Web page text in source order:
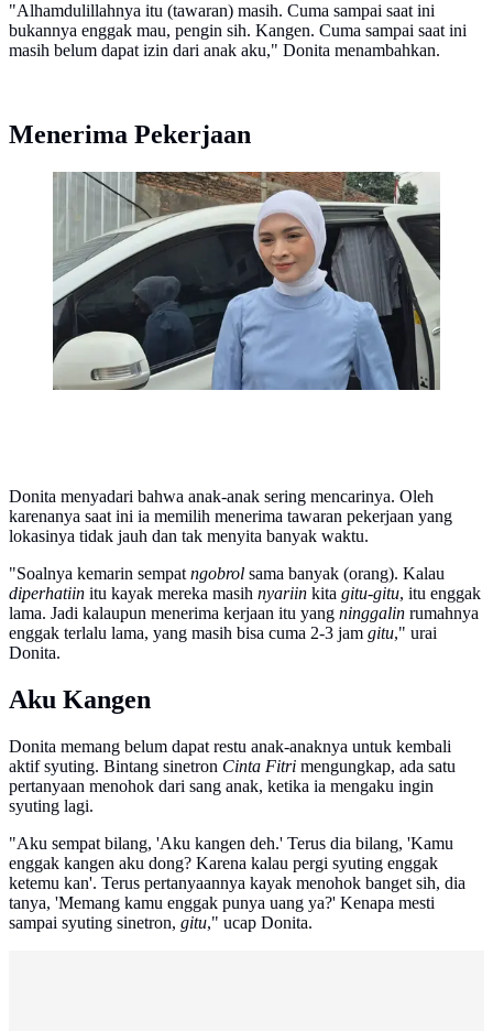
"Alhamdulillahnya itu (tawaran) masih. Cuma sampai saat ini
bukannya enggak mau, pengin sih. Kangen. Cuma sampai saat ini
masih belum dapat izin dari anak aku," Donita menambahkan.
Menerima Pekerjaan
Donita rindu berakting setelah sekian lama tak
membintangi sinetron dan FTV. Keinginan itu tertunda
mengingat dua buah hatinya dalam fase tumbuh
kembang.
Donita menyadari bahwa anak-anak sering mencarinya. Oleh
karenanya saat ini ia memilih menerima tawaran pekerjaan yang
lokasinya tidak jauh dan tak menyita banyak waktu.
"Soalnya kemarin sempat ngobrol sama banyak (orang). Kalau
diperhatiin itu kayak mereka masih nyariin kita gitu-gitu, itu enggak
lama. Jadi kalaupun menerima kerjaan itu yang ninggalin rumahnya
enggak terlalu lama, yang masih bisa cuma 2-3 jam gitu," urai
Donita.
Aku Kangen
Donita memang belum dapat restu anak-anaknya untuk kembali
aktif syuting. Bintang sinetron Cinta Fitri mengungkap, ada satu
pertanyaan menohok dari sang anak, ketika ia mengaku ingin
syuting lagi.
"Aku sempat bilang, 'Aku kangen deh.' Terus dia bilang, 'Kamu
enggak kangen aku dong? Karena kalau pergi syuting enggak
ketemu kan'. Terus pertanyaannya kayak menohok banget sih, dia
tanya, 'Memang kamu enggak punya uang ya?' Kenapa mesti
sampai syuting sinetron, gitu," ucap Donita.